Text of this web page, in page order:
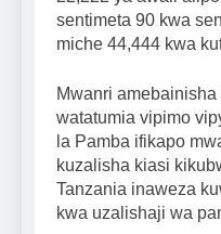
sentimeta 90 kwa
miche 44,444 kwa
Mwanri
watatumia vipimo
la Pamba ifikapo
kuzalisha kiasi
Tanzania inaweza
kwa uzalishaji wa